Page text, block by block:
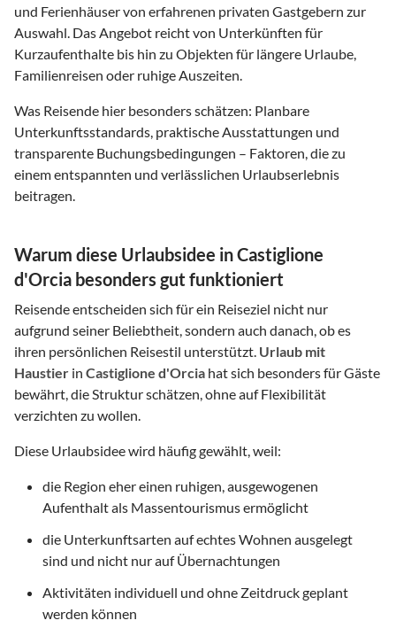
und Ferienhäuser von erfahrenen privaten Gastgebern zur
Auswahl. Das Angebot reicht von Unterkünften für
Kurzaufenthalte bis hin zu Objekten für längere Urlaube,
Familienreisen oder ruhige Auszeiten.
Was Reisende hier besonders schätzen: Planbare
Unterkunftsstandards, praktische Ausstattungen und
transparente Buchungsbedingungen – Faktoren, die zu
einem entspannten und verlässlichen Urlaubserlebnis
beitragen.
Warum diese Urlaubsidee in Castiglione
d'Orcia besonders gut funktioniert
Reisende entscheiden sich für ein Reiseziel nicht nur
aufgrund seiner Beliebtheit, sondern auch danach, ob es
ihren persönlichen Reisestil unterstützt. Urlaub mit
Haustier in Castiglione d'Orcia hat sich besonders für Gäste
bewährt, die Struktur schätzen, ohne auf Flexibilität
verzichten zu wollen.
Diese Urlaubsidee wird häufig gewählt, weil:
die Region eher einen ruhigen, ausgewogenen
Aufenthalt als Massentourismus ermöglicht
die Unterkunftsarten auf echtes Wohnen ausgelegt
sind und nicht nur auf Übernachtungen
Aktivitäten individuell und ohne Zeitdruck geplant
werden können